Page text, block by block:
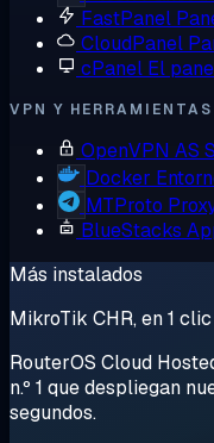
FastPanel
CloudPanel
cPanel El
VPN Y HERRAMIENTAS
OpenVPN AS
Docker
MTProto
BlueStacks
Más instalados
MikroTik CHR, en 1 clic
RouterOS Cloud
n.º 1 que despliegan
segundos.